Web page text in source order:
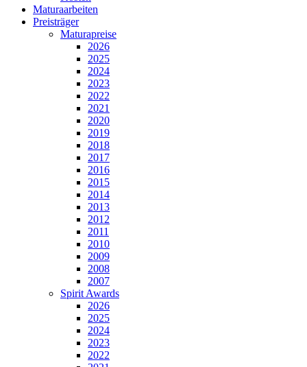
Maturaarbeiten
Preisträger
Maturapreise
2026
2025
2024
2023
2022
2021
2020
2019
2018
2017
2016
2015
2014
2013
2012
2011
2010
2009
2008
2007
Spirit Awards
2026
2025
2024
2023
2022